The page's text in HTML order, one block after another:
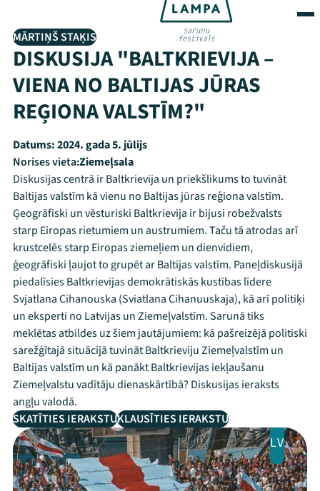
MĀRTIŅŠ STAĶIS
DISKUSIJA "BALTKRIEVIJA –
VIENA NO BALTIJAS JŪRAS
REĢIONA VALSTĪM?"
Datums:2024. gada 5. jūlijs
Norises vieta:Ziemeļsala
Diskusijas centrā ir Baltkrievija un priekšlikums to tuvināt
Baltijas valstīm kā vienu no Baltijas jūras reģiona valstīm.
Ģeogrāfiski un vēsturiski Baltkrievija ir bijusi robežvalsts
starp Eiropas rietumiem un austrumiem. Taču tā atrodas arī
krustcelēs starp Eiropas ziemeļiem un dienvidiem,
ģeogrāfiski ļaujot to grupēt ar Baltijas valstīm. Paneļdiskusijā
piedalīsies Baltkrievijas demokrātiskās kustības līdere
Svjatlana Cihanouska (Sviatlana Cihanuuskaja), kā arī politiķi
un eksperti no Latvijas un Ziemeļvalstīm. Sarunā tiks
meklētas atbildes uz šiem jautājumiem: kā pašreizējā politiski
sarežģītajā situācijā tuvināt Baltkrieviju Ziemeļvalstīm un
Baltijas valstīm un kā panākt Baltkrievijas iekļaušanu
Ziemeļvalstu vadītāju dienaskārtībā? Diskusijas ieraksts
angļu valodā.
SKATĪTIES IERAKSTUKLAUSĪTIES IERAKSTU
LV